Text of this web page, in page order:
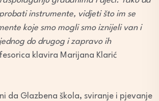
instrumente, vidjeti što im se
koje smo mogli smo iznijeli van i
do drugog i zapravo ih
klavira Marijana Klarić
da Glazbena škola, sviranje i pjevanje